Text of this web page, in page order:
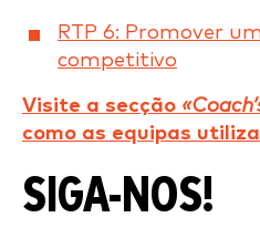
RTP 6: Promover
competitivo
Visite a secção
como as equipas
SIGA-NOS!